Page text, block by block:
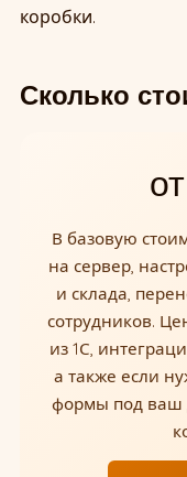
коробки.
Сколько
В базовую
на сервер,
и склада,
сотрудников.
из 1С,
а также если
формы под ваш